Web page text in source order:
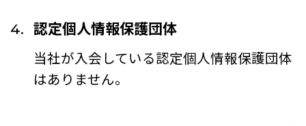
認定個人情報保護団体
当社が入会している認定個人情報保護団体
はありません。